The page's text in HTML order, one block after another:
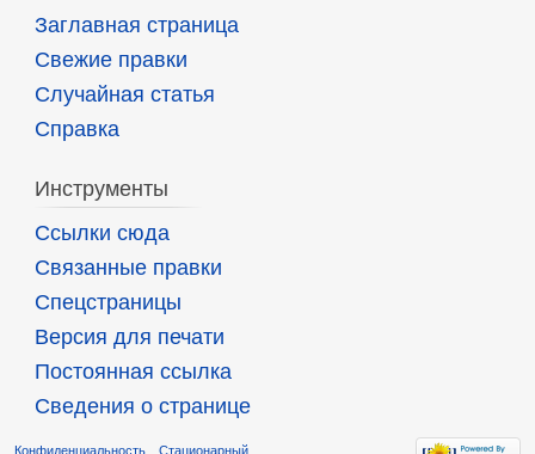
Заглавная страница
Свежие правки
Случайная статья
Справка
Инструменты
Ссылки сюда
Связанные правки
Спецстраницы
Версия для печати
Постоянная ссылка
Сведения о странице
Конфиденциальность Стационарный